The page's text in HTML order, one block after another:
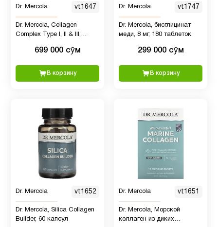
Кальции 9
1
Клетчатка
Кожа 10
Коллагены 7
Dr. Mercola vt1647
Dr. Mercola, Collagen
Complex Type l, ll & lll,
699 000 сӯм
В корзину
Dr. Mercola vt1747
Dr. Mercola, бисглицинат
меди, 8 мг, 180 таблеток
299 000 сӯм
В корзину
Dr. Mercola vt1652
Dr. Mercola, Silica Collagen
Builder, 60 капсул
Dr. Mercola vt1651
Dr. Mercola, Морской
коллаген из диких